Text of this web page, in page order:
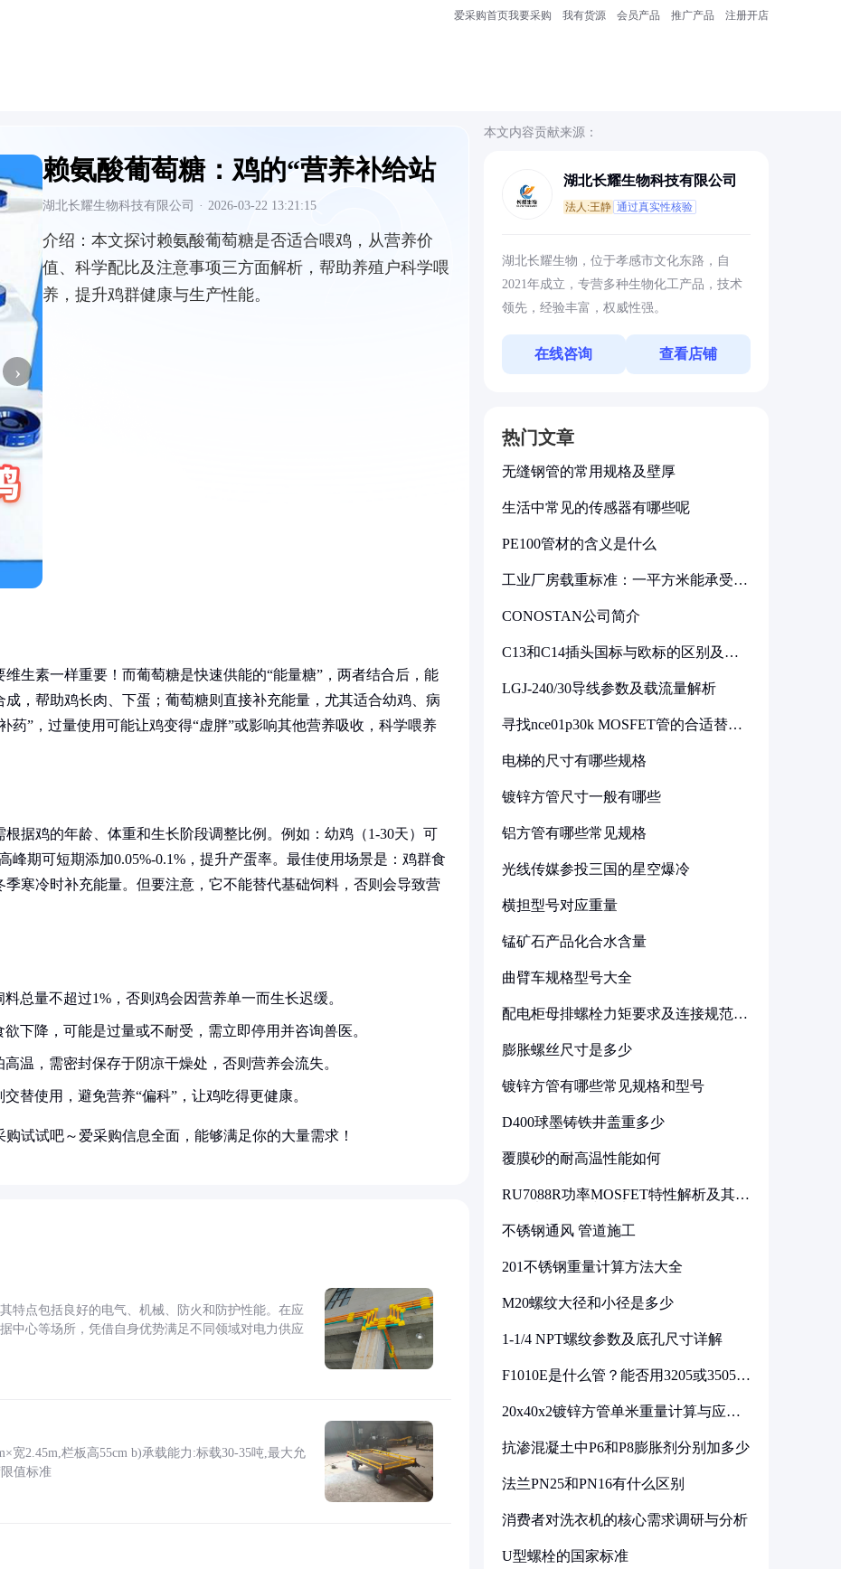
爱采购首页我要采购 我有货源 会员产品 推广产品 注册开店
›
赖氨酸葡萄糖：鸡的“营养补给站
湖北长耀生物科技有限公司 · 2026-03-22 13:21:15
介绍： 本文探讨赖氨酸葡萄糖是否适合喂鸡，从营养价
值、科学配比及注意事项三方面解析，帮助养殖户科学喂
养，提升鸡群健康与生产性能。
生素一样重要！而葡萄糖是快速供能的“能量糖”，两者结合后，能
，帮助鸡长肉、下蛋；葡萄糖则直接补充能量，尤其适合幼鸡、病
药”，过量使用可能让鸡变得“虚胖”或影响其他营养吸收，科学喂养
据鸡的年龄、体重和生长阶段调整比例。例如：幼鸡（1-30天）可
峰期可短期添加0.05%-0.1%，提升产蛋率。最佳使用场景是：鸡群食
寒冷时补充能量。但要注意，它不能替代基础饲料，否则会导致营
总量不超过1%，否则鸡会因营养单一而生长迟缓。
欲下降，可能是过量或不耐受，需立即停用并咨询兽医。
温，需密封保存于阴凉干燥处，否则营养会流失。
替使用，避免营养“偏科”，让鸡吃得更健康。
试试吧～爱采购信息全面，能够满足你的大量需求！
特点包括良好的电气、机械、防火和防护性能。在应
中心等场所，凭借自身优势满足不同领域对电力供应
宽2.45m,栏板高55cm b)承载能力:标载30-35吨,最大允
值标准
本文内容贡献来源：
湖北长耀生物科技有限公司
法人:王静 通过真实性核验
湖北长耀生物，位于孝感市文化东路，自
2021年成立，专营多种生物化工产品，技术
领先，经验丰富，权威性强。
在线咨询 查看店铺
热门文章
无缝钢管的常用规格及壁厚
生活中常见的传感器有哪些呢
PE100管材的含义是什么
工业厂房载重标准：一平方米能承受多
CONOSTAN公司简介
C13和C14插头国标与欧标的区别及其
LGJ-240/30导线参数及载流量解析
寻找nce01p30k MOSFET管的合适替代
电梯的尺寸有哪些规格
镀锌方管尺寸一般有哪些
铝方管有哪些常见规格
光线传媒参投三国的星空爆冷
横担型号对应重量
锰矿石产品化合水含量
曲臂车规格型号大全
配电柜母排螺栓力矩要求及连接规范详
膨胀螺丝尺寸是多少
镀锌方管有哪些常见规格和型号
D400球墨铸铁井盖重多少
覆膜砂的耐高温性能如何
RU7088R功率MOSFET特性解析及其在
不锈钢通风 管道施工
201不锈钢重量计算方法大全
M20螺纹大径和小径是多少
1-1/4 NPT螺纹参数及底孔尺寸详解
F1010E是什么管？能否用3205或3505代
20x40x2镀锌方管单米重量计算与应用
抗渗混凝土中P6和P8膨胀剂分别加多少
法兰PN25和PN16有什么区别
消费者对洗衣机的核心需求调研与分析
U型螺栓的国家标准